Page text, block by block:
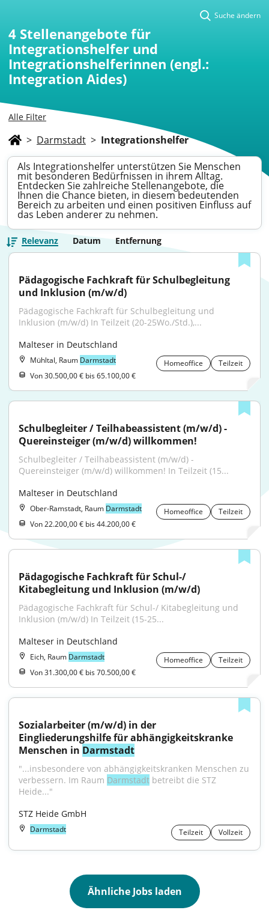
Alle Filter
Suche ändern
4 Stellenangebote für
Integrationshelfer und
Integrationshelferinnen (engl.:
Integration Aides)
> Darmstadt > Integrationshelfer
Als Integrationshelfer unterstützen Sie Menschen
mit besonderen Bedürfnissen in ihrem Alltag.
Entdecken Sie zahlreiche Stellenangebote, die
Ihnen die Chance bieten, in diesem bedeutenden
Bereich zu arbeiten und einen positiven Einfluss auf
das Leben anderer zu nehmen.
Relevanz Datum Entfernung
Pädagogische Fachkraft für Schulbegleitung
und Inklusion (m/w/d)
Pädagogische Fachkraft für Schulbegleitung und
Inklusion (m/w/d) In Teilzeit (20-25Wo./Std.),...
Malteser in Deutschland
Mühltal, Raum Darmstadt Homeoffice
Teilzeit
Von 30.500,00 € bis 65.100,00 €
Schulbegleiter / Teilhabeassistent (m/w/d) -
Quereinsteiger (m/w/d) willkommen!
Schulbegleiter / Teilhabeassistent (m/w/d) -
Quereinsteiger (m/w/d) willkommen! In Teilzeit (15...
Malteser in Deutschland
Ober-Ramstadt, Raum Darmstadt Homeoffice
Teilzeit
Von 22.200,00 € bis 44.200,00 €
Pädagogische Fachkraft für Schul-/
Kitabegleitung und Inklusion (m/w/d)
Pädagogische Fachkraft für Schul-/ Kitabegleitung und
Inklusion (m/w/d) In Teilzeit (15-25...
Malteser in Deutschland
Eich, Raum Darmstadt Homeoffice
Teilzeit
Von 31.300,00 € bis 70.500,00 €
Sozialarbeiter (m/w/d) in der
Eingliederungshilfe für abhängigkeitskranke
Menschen in Darmstadt
"...insbesondere von abhängigkeitskranken Menschen zu
verbessern. Im Raum Darmstadt betreibt die STZ
Heide..."
STZ Heide GmbH
Darmstadt Teilzeit Vollzeit
Ähnliche Jobs laden